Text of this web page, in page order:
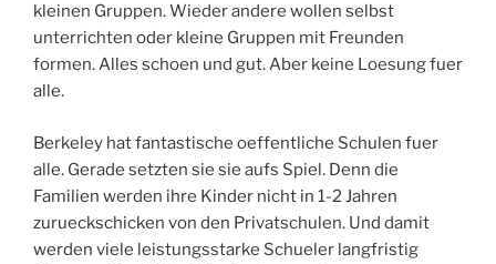
kleinen Gruppen. Wieder andere wollen selbst
unterrichten oder kleine Gruppen mit Freunden
formen. Alles schoen und gut. Aber keine Loesung fuer
alle.
Berkeley hat fantastische oeffentliche Schulen fuer
alle. Gerade setzten sie sie aufs Spiel. Denn die
Familien werden ihre Kinder nicht in 1-2 Jahren
zurueckschicken von den Privatschulen. Und damit
werden viele leistungsstarke Schueler langfristig